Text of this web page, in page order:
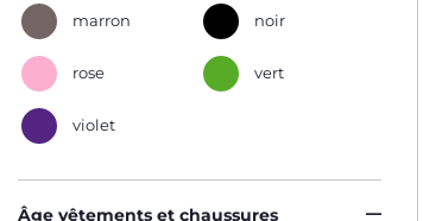
marron noir
rose vert
violet
Âge vêtements et chaussures